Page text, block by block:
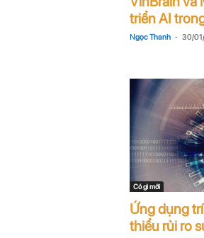
triển AI
Ngọc Thanh - 30/
Có gì mới
Ứng dụng
thiểu rủi ro